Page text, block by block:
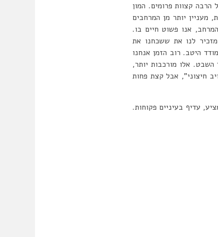
קצוות פרומים. המון
יותר מן המרחבים
אנו פשוט חיים בו.
לנו את ששכחנו את
היטב. רוב הזמן אנחנו
אלו מורכבות יותר,
חיצוני”, אבל קצת פחות
עדיף בעיניים פקוחות.